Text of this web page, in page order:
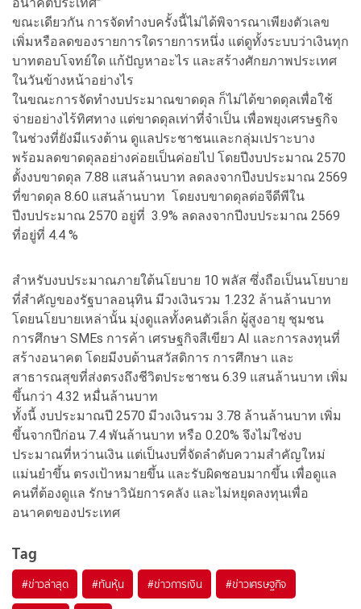
ขณะเดียวกัน การจัดทำงบครั้งนี้ไม่ได้พิจารณาเพียงตัวเลข
เพิ่มหรือลดของรายการใดรายการหนึ่ง แต่ดูทั้งระบบว่าเงินทุก
บาทตอบโจทย์ใด แก้ปัญหาอะไร และสร้างศักยภาพประเทศ
ในวันข้างหน้าอย่างไร
ในขณะการจัดทำงบประมาณขาดดุล ก็ไม่ได้ขาดดุลเพื่อใช้
จ่ายอย่างไร้ทิศทาง แต่ขาดดุลเท่าที่จำเป็น เพื่อพยุงเศรษฐกิจ
ในช่วงที่ยังมีแรงต้าน ดูแลประชาชนและกลุ่มเปราะบาง
พร้อมลดขาดดุลอย่างค่อยเป็นค่อยไป โดยปีงบประมาณ 2570
ตั้งงบขาดดุล 7.88 แสนล้านบาท ลดลงจากปีงบประมาณ 2569
ที่ขาดดุล 8.60 แสนล้านบาท โดยงบขาดดุลต่อจีดีพีใน
ปีงบประมาณ 2570 อยู่ที่ 3.9% ลดลงจากปีงบประมาณ 2569
ที่อยู่ที่ 4.4 %
สำหรับงบประมาณภายใต้นโยบาย 10 พลัส ซึ่งถือเป็นนโยบาย
ที่สำคัญของรัฐบาลอนุทิน มีวงเงินรวม 1.232 ล้านล้านบาท
โดยนโยบายเหล่านั้น มุ่งดูแลทั้งคนตัวเล็ก ผู้สูงอายุ ชุมชน
การศึกษา SMEs การค้า เศรษฐกิจสีเขียว AI และการลงทุนที่
สร้างอนาคต โดยมีงบด้านสวัสดิการ การศึกษา และ
สาธารณสุขที่ส่งตรงถึงชีวิตประชาชน 6.39 แสนล้านบาท เพิ่ม
ขึ้นกว่า 4.32 หมื่นล้านบาท
ทั้งนี้ งบประมาณปี 2570 มีวงเงินรวม 3.78 ล้านล้านบาท เพิ่ม
ขึ้นจากปีก่อน 7.4 พันล้านบาท หรือ 0.20% จึงไม่ใช่งบ
ประมาณที่หว่านเงิน แต่เป็นงบที่จัดลำดับความสำคัญใหม่
แม่นยำขึ้น ตรงเป้าหมายขึ้น และรับผิดชอบมากขึ้น เพื่อดูแล
คนที่ต้องดูแล รักษาวินัยการคลัง และไม่หยุดลงทุนเพื่อ
อนาคตของประเทศ
Tag
#ข่าวล่าสุด #ทันหุ้น #ข่าวการเงิน #ข่าวเศรษฐกิจ